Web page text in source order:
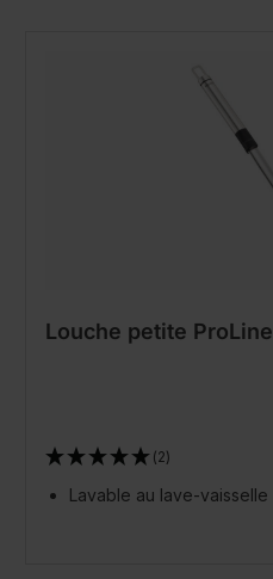
Louche petite ProLine
(2)
Lavable au lave-vaisselle